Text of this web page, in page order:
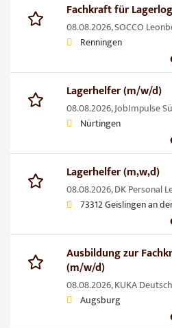
Fachkraft für
08.08.2026,SOCCO
Renningen
Lagerhelfer (m/w/d)
08.08.2026,JobImpulse
Nürtingen
Lagerhelfer (m,w,d)
08.08.2026,DK Personal
73312 Geislingen an
Ausbildung zur
(m/w/d)
08.08.2026,KUKA
Augsburg